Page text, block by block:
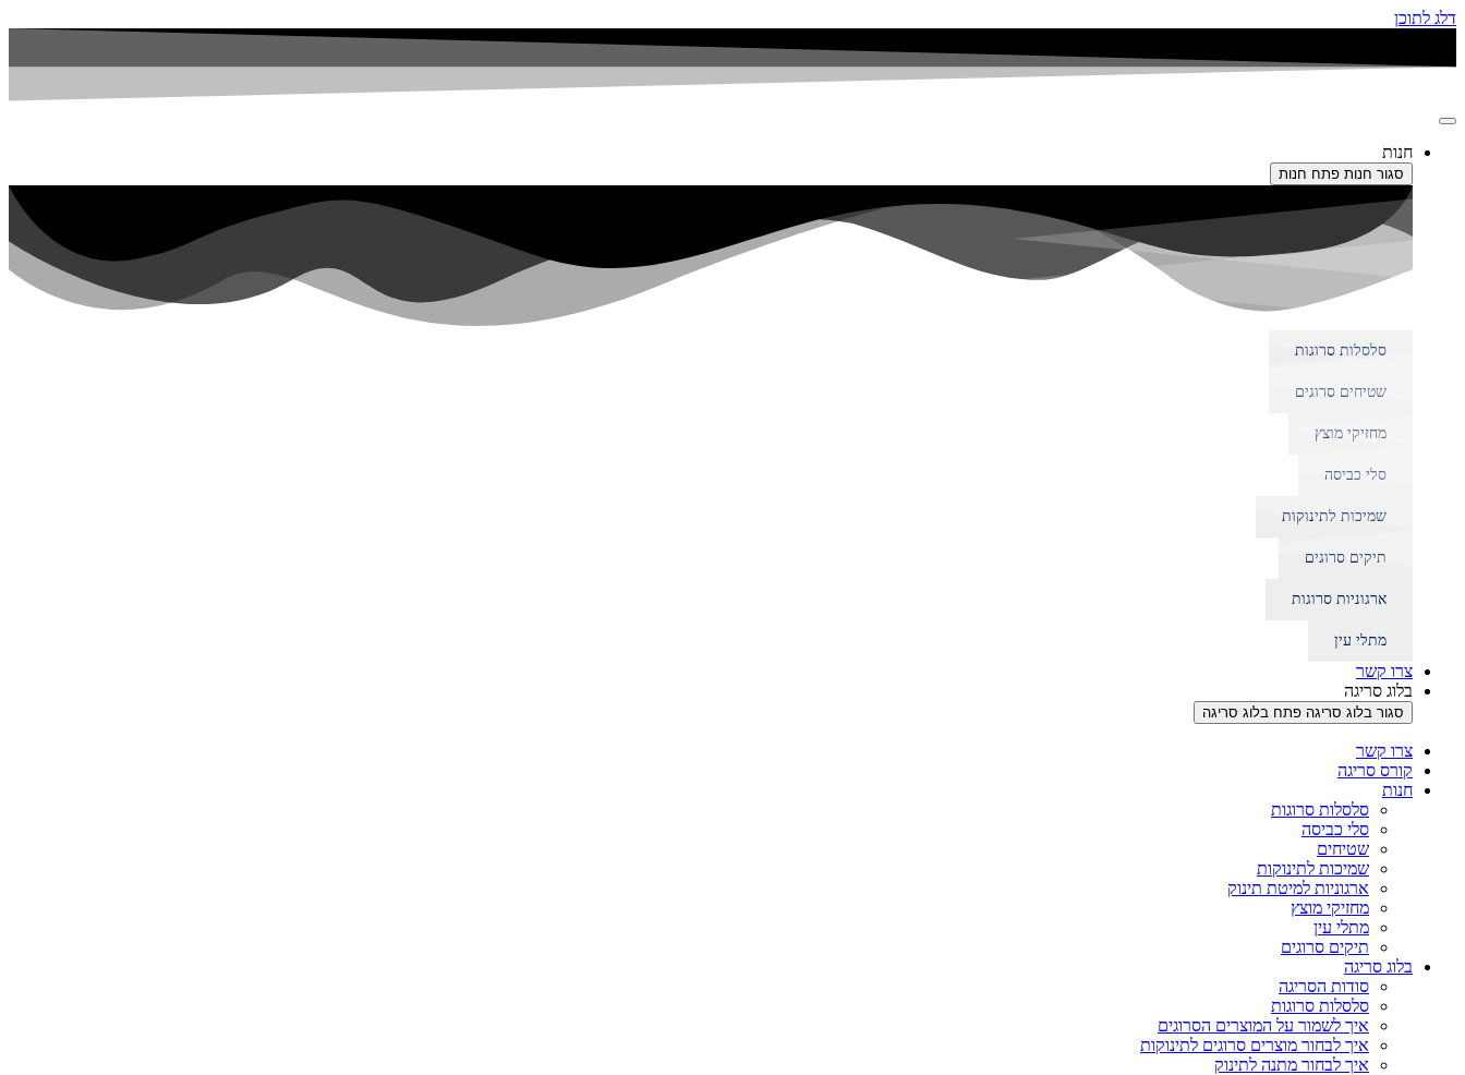
דלג לתוכן
חנות
סגור חנות פתח חנות
סלסלות סרוגות
שטיחים סרוגים
מחזיקי מוצץ
סלי כביסה
שמיכות לתינוקות
תיקים סרוגים
ארגוניות סרוגות
מתלי עין
צרו קשר
בלוג סריגה
סגור בלוג סריגה פתח בלוג סריגה
צרו קשר
קורס סריגה
חנות
סלסלות סרוגות
סלי כביסה
שטיחים
שמיכות לתינוקות
ארגוניות למיטת תינוק
מחזיקי מוצץ
מתלי עין
תיקים סרוגים
בלוג סריגה
סודות הסריגה
סלסלות סרוגות
איך לשמור על המוצרים הסרוגים
איך לבחור מוצרים סרוגים לתינוקות
איך לבחור מתנה לתינוק